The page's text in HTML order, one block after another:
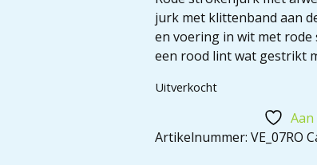
jurk met klittenband aan
en voering in wit met
een rood lint wat gestrikt
Uitverkocht
Artikelnummer:VE_07RO